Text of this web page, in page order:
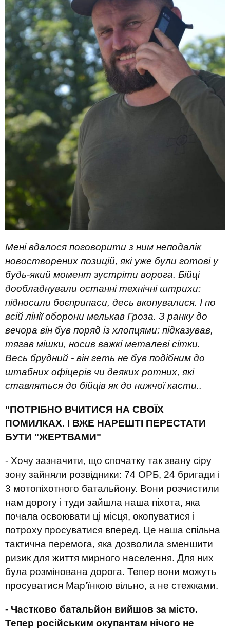
Мені вдалося поговорити з ним неподалік
новостворених позицій, які уже були готові у
будь-який момент зустріти ворога. Бійці
дообладнували останні технічні штрихи:
підносили боєприпаси, десь вкопувалися. І по
всій лінії оборони мелькав Гроза. З ранку до
вечора він був поряд із хлопцями: підказував,
тягав мішки, носив важкі металеві сітки.
Весь брудний - він геть не був подібним до
штабних офіцерів чи деяких ротних, які
ставляться до бійців як до нижчої касти..
"ПОТРІБНО ВЧИТИСЯ НА СВОЇХ
ПОМИЛКАХ. І ВЖЕ НАРЕШТІ ПЕРЕСТАТИ
БУТИ "ЖЕРТВАМИ"
- Хочу зазначити, що спочатку так звану сіру
зону зайняли розвідники: 74 ОРБ, 24 бригади і
3 мотопіхотного батальйону. Вони розчистили
нам дорогу і туди зайшла наша піхота, яка
почала освоювати ці місця, окопуватися і
потроху просуватися вперед. Це наша спільна
тактична перемога, яка дозволила зменшити
ризик для життя мирного населення. Для них
була розмінована дорога. Тепер вони можуть
просуватися Мар’їнкою вільно, а не стежками.
- Частково батальйон вийшов за місто.
Тепер російським окупантам нічого не